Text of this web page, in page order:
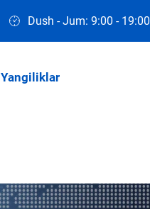
Dush - Jum: 9:00 - 19:00
Yangiliklar